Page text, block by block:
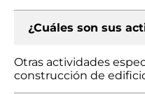
¿Cuáles son sus
Otras actividades
construcción de